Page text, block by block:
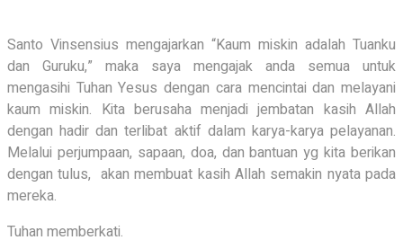
Santo Vinsensius mengajarkan “Kaum miskin adalah Tuanku
dan Guruku,” maka saya mengajak anda semua untuk
mengasihi Tuhan Yesus dengan cara mencintai dan melayani
kaum miskin. Kita berusaha menjadi jembatan kasih Allah
dengan hadir dan terlibat aktif dalam karya-karya pelayanan.
Melalui perjumpaan, sapaan, doa, dan bantuan yg kita berikan
dengan tulus, akan membuat kasih Allah semakin nyata pada
mereka.
Tuhan memberkati.